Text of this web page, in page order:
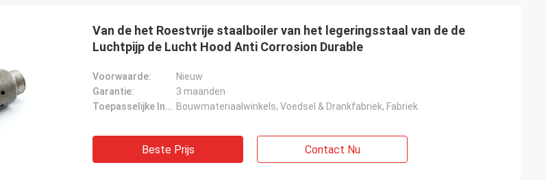
Van de het Roestvrije staalboiler van het legeringsstaal van de de
Luchtpijp de Lucht Hood Anti Corrosion Durable
Voorwaarde:
Nieuw
Garantie:
3 maanden
Toepasselijke Industrie: Bouwmateriaalwinkels, Voedsel & Drankfabriek, Fabriek
Beste Prijs Contact Nu